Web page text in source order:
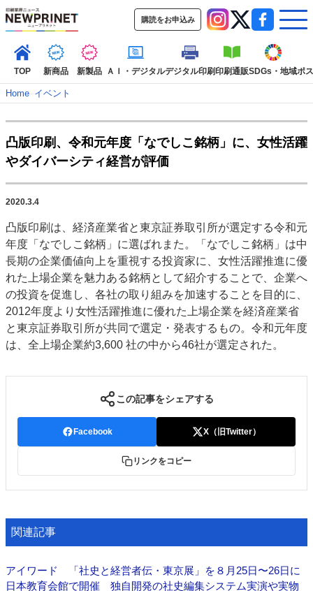
購読をお申込み
TOP 新商品 新製品 ＡＩ・デジタルデジタル印刷印刷通販SDGs・地域ポ
TOP
新着記事 特集記事
動画コンテンツ
インタビュー
コレクション
SDGs・地域
ポストプレス ビジネス イベント 信用情報
業界
市場・統計
人事・移転・異動・訃報
特集記事カテゴリー一覧
2022 見える化・MIS特集
特集・デジタル印刷 アイデアで勝負！ ～多様なビジネス・多彩な商材～
JAPAN PACK 2023 特集
中古印刷機・製本機特集
2022 検査・校正特集
発刊案内
JFPI印刷用語集 印刷機材年鑑
運営
購読・購入申し込み
Home–イベント
凸版印刷、令和元年度「なでしこ銘柄」に、女性活躍
やダイバーシティ経営が評価
2020.3.4
凸版印刷は、経済産業省と東京証券取引所が選定する令和元
年度「なでしこ銘柄」に選ばれまた。「なでしこ銘柄」は中
長期の企業価値向上を重視する投資家に、女性活躍推進に優
れた上場企業を魅力ある銘柄として紹介することで、企業へ
の投資を促進し、各社の取り組みを加速することを目的に、
2012年度より女性活躍推進に優れた上場企業を経済産業省
と東京証券取引所が共同で選定・発表するもの。令和元年度
は、全上場企業約3,600 社の中から46社が選定された。
この記事をシェアする
Facebook X（旧Twitter）
リンクをコピー
関連記事
アイワード 「社史と経営者伝・東京展」を８月25日〜26日に
日本教育会館で開催 独自開発の社史編集システム実演や実物